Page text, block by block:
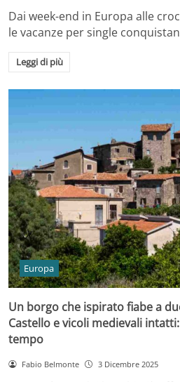
Dai week-end in Europa alle
le vacanze per single
Leggi di più
Europa
Un borgo che ispirato fiabe a
Castello e vicoli medievali
tempo
Fabio Belmonte 3 Dicembre 2025